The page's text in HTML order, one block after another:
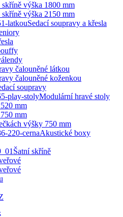
skříně výška 1800 mm
skříně výška 2150 mm
Sedací soupravy a křesla
čalouněné látkou
čalouněné koženkou
soupravy
Modulární hravé stoly
mm
mm
výšky 750 mm
Akustické boxy
Šatní skříně